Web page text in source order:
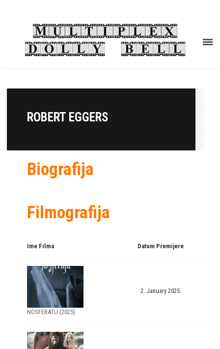
ROBERT EGGERS
Biografija
Filmografija
Ime Filma Datum Premijere
NOSFERATU (2025)
2. January 2025.